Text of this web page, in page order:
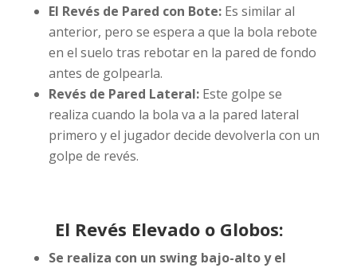
El Revés de Pared con Bote:Es similar al
anterior, pero se espera a que la bola rebote
en el suelo tras rebotar en la pared de fondo
antes de golpearla.
Revés de Pared Lateral:Este golpe se
realiza cuando la bola va a la pared lateral
primero y el jugador decide devolverla con un
golpe de revés.
El Revés Elevado o Globos:
Se realiza con un swing bajo-alto y el